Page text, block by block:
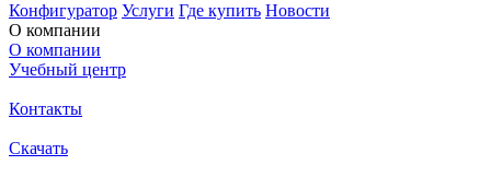
Конфигуратор Услуги Где купить Новости
О компании
О компании
Учебный центр
Контакты
Скачать